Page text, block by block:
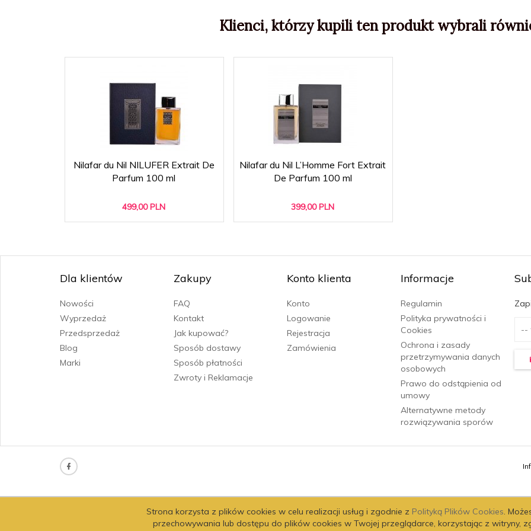
Klienci, którzy kupili ten produkt wybrali
Nilafar du Nil NILUFER Extrait De
Parfum 100 ml
499,00 PLN
Nilafar du Nil L’Homme Fort Extrait
De Parfum 100 ml
399,00 PLN
Dla klientów
Nowości
Wyprzedaż
Przedsprzedaż
Blog
Marki
Zakupy
FAQ
Kontakt
Jak kupować?
Sposób dostawy
Sposób płatności
Zwroty i Reklamacje
Konto klienta
Konto
Logowanie
Rejestracja
Zamówienia
Informacje
Regulamin
Polityka prywatności i
Cookies
Ochrona i zasady
przetrzymywania danych
osobowych
Prawo do odstąpienia od
umowy
Alternatywne metody
rozwiązywania sporów
Strona korzysta z plików cookies w celu realizacji usług i zgodnie z Polityką Plików Cookies .
przechowywania lub dostępu do plików cookies w Twojej przeglądarce, korzystając z witryny,